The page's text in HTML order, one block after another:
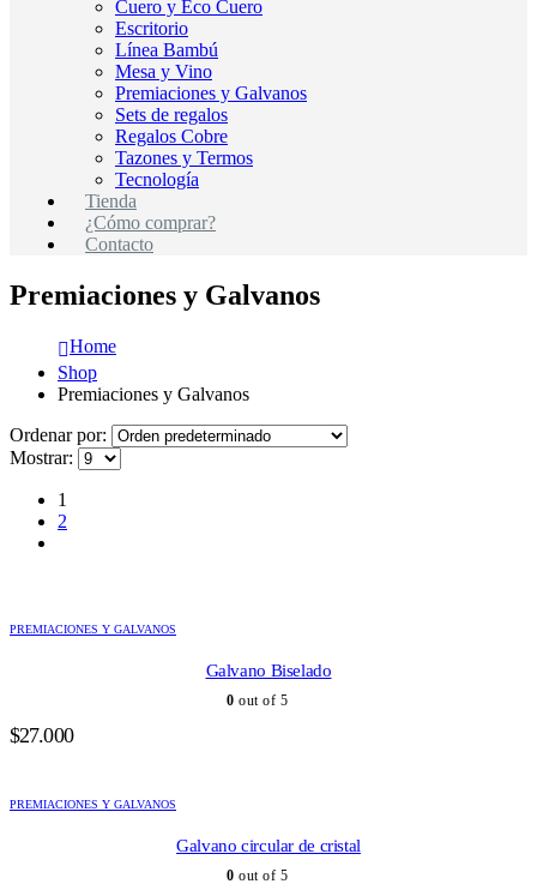
Cuero y Eco Cuero
Escritorio
Línea Bambú
Mesa y Vino
Premiaciones y Galvanos
Sets de regalos
Regalos Cobre
Tazones y Termos
Tecnología
Tienda
¿Cómo comprar?
Contacto
Premiaciones y Galvanos
Home
Shop
Premiaciones y Galvanos
Ordenar por:
Mostrar:
1
2
PREMIACIONES Y GALVANOS
Galvano Biselado
0 out of 5
$27.000
PREMIACIONES Y GALVANOS
Galvano circular de cristal
0 out of 5